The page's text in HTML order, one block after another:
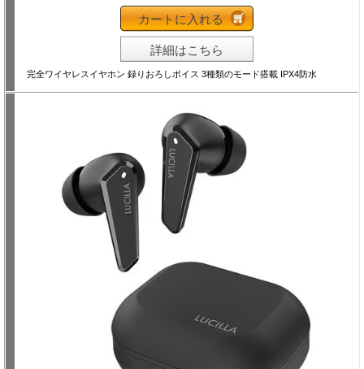
カートに入れる
詳細はこちら
完全ワイヤレスイヤホン 録りおろしボイス 3種類のモード搭載 IPX4防水